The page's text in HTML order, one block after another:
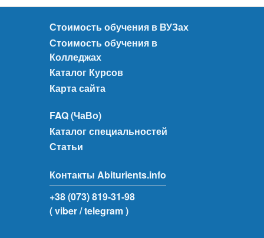
Стоимость обучения в ВУЗах
Стоимость обучения в
Колледжах
Каталог Курсов
Карта сайта
FAQ (ЧаВо)
Каталог специальностей
Статьи
Контакты Abiturients.info
+38 (073) 819-31-98
( viber/ telegram )